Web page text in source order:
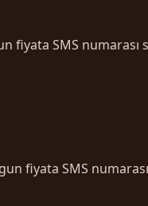
fiyata SMS numarası
fiyata SMS